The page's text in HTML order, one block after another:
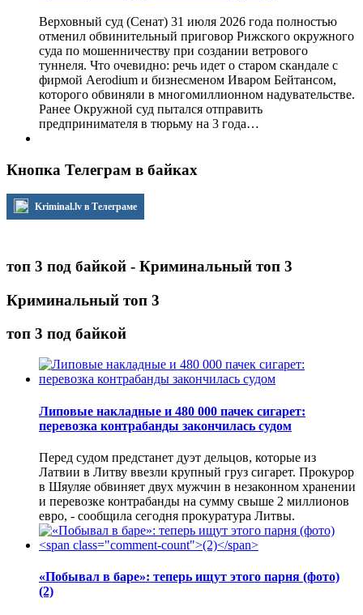
Верховный суд (Сенат) 31 июля 2026 года полностью
отменил обвинительный приговор Рижского окружного
суда по мошенничеству при создании ветрового
туннеля. Что очевидно: речь идет о старом скандале с
фирмой Aerodium и бизнесменом Иваром Бейтансом,
которого обвиняли в многомиллионном надувательстве.
Ранее Окружной суд пытался отправить
предпринимателя в тюрьму на 3 года…
Кнопка Телеграм в байках
Kriminal.lv в Телеграме
топ 3 под байкой - Криминальный топ 3
Криминальный топ 3
топ 3 под байкой
Липовые накладные и 480 000 пачек сигарет:
перевозка контрабанды закончилась судом
Перед судом предстанет дуэт дельцов, которые из
Латвии в Литву ввезли крупный груз сигарет. Прокурор
в Шяуляе обвиняет двух мужчин в незаконном хранении
и перевозке контрабанды на сумму свыше 2 миллионов
евро, - сообщила сегодня прокуратура Литвы.
«Побывал в баре»: теперь ищут этого парня (фото)
(2)